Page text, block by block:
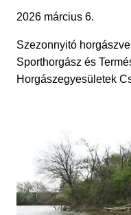
2026 március 6.
Szezonnyitó
Sporthorgász és
Horgászegyesületek